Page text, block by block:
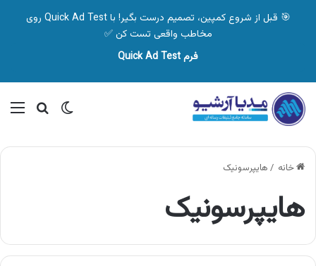
🎯 قبل از شروع کمپین، تصمیم درست بگیر! با Quick Ad Test روی
مخاطب واقعی تست کن ✅
فرم Quick Ad Test
تغییر پوسته
خانه / هایپرسونیک
هایپرسونیک